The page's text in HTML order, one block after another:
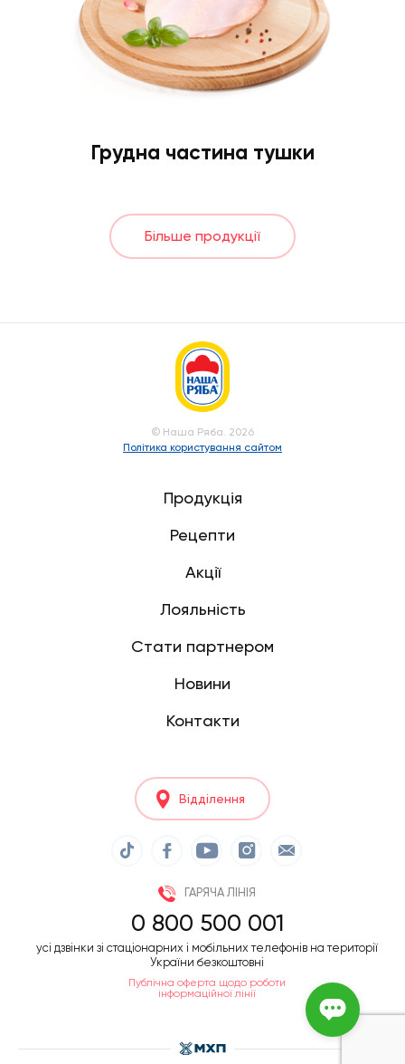
Грудна частина тушки
Більше продукції
© Наша Ряба. 2026
Політика користування сайтом
Продукція
Рецепти
Акції
Лояльність
Стати партнером
Новини
Контакти
Відділення
ГАРЯЧА ЛІНІЯ
0 800 500 001
усі дзвінки зі стаціонарних і мобільних телефонів на території
України безкоштовні
Публічна оферта щодо роботи
інформаційної лінії